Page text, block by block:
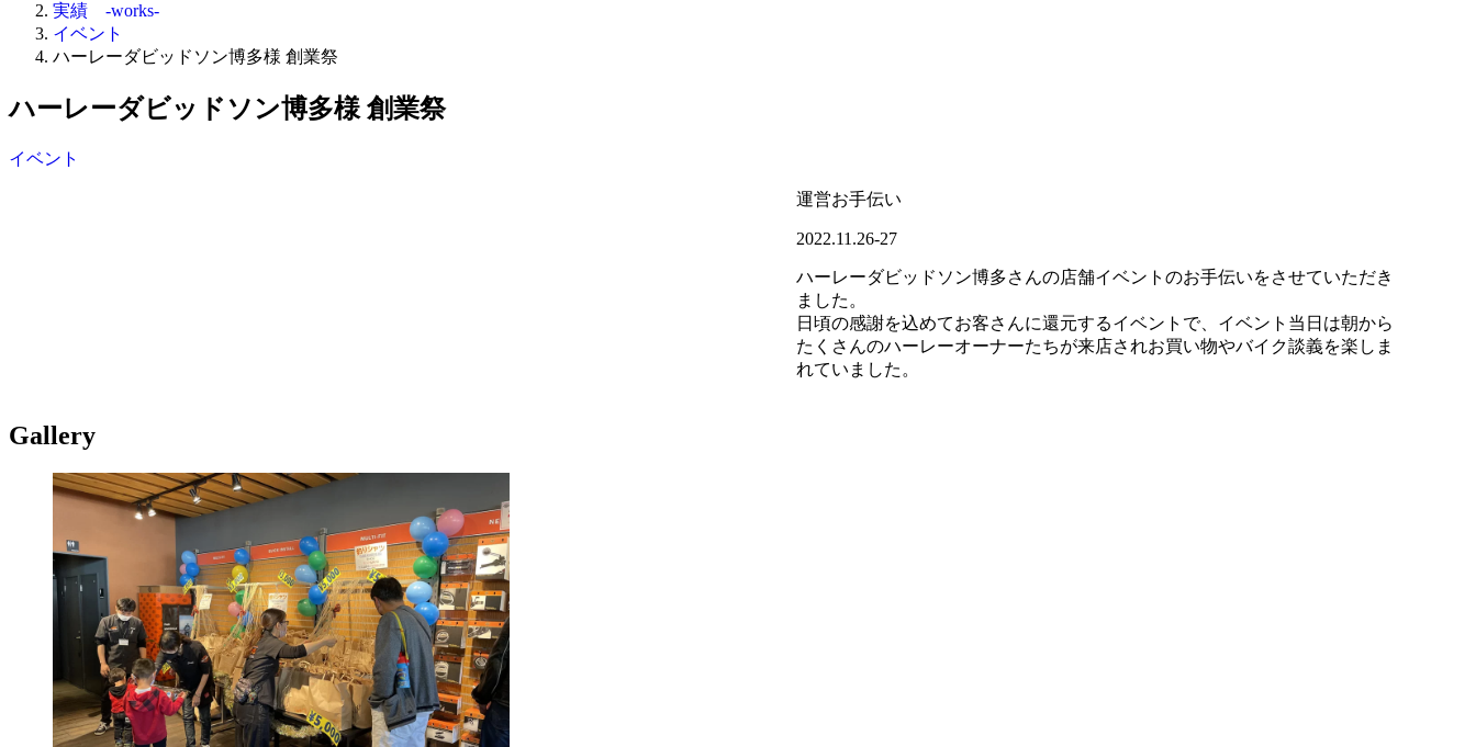
実績 -works-
イベント
ハーレーダビッドソン博多様 創業祭
ハーレーダビッドソン博多様 創業祭
イベント
運営お手伝い
2022.11.26-27
ハーレーダビッドソン博多さんの店舗イベントのお手伝いをさせていただき
ました。
日頃の感謝を込めてお客さんに還元するイベントで、イベント当日は朝から
たくさんのハーレーオーナーたちが来店されお買い物やバイク談義を楽しま
れていました。
Gallery